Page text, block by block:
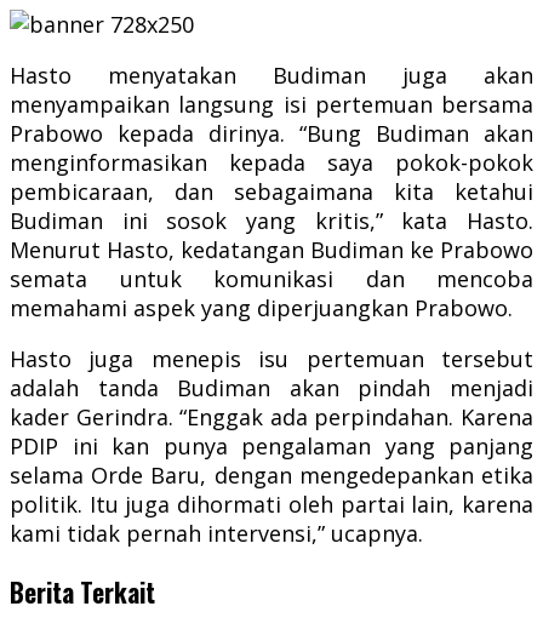
Hasto menyatakan Budiman juga akan
menyampaikan langsung isi pertemuan bersama
Prabowo kepada dirinya. “Bung Budiman akan
menginformasikan kepada saya pokok-pokok
pembicaraan, dan sebagaimana kita ketahui
Budiman ini sosok yang kritis,” kata Hasto.
Menurut Hasto, kedatangan Budiman ke Prabowo
semata untuk komunikasi dan mencoba
memahami aspek yang diperjuangkan Prabowo.
Hasto juga menepis isu pertemuan tersebut
adalah tanda Budiman akan pindah menjadi
kader Gerindra.“Enggak ada perpindahan. Karena
PDIP ini kan punya pengalaman yang panjang
selama Orde Baru, dengan mengedepankan etika
politik. Itu juga dihormati oleh partai lain, karena
kami tidak pernah intervensi,” ucapnya.
Berita Terkait